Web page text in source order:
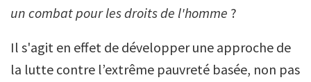
un combat pour les droits de l'homme ?
Il s'agit en effet de développer une approche de
la lutte contre l’extrême pauvreté basée, non pas